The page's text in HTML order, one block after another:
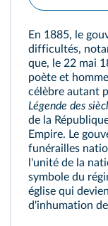
En 1885, le
difficultés,
que, le 22 mai
poète et
célèbre autant
Légende des
de la
Empire. Le
funérailles
l'unité de la
symbole du
église qui
d'inhumation